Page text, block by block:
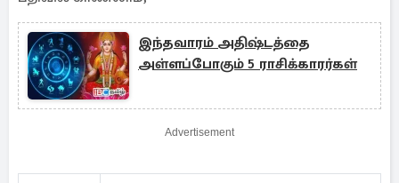
இந்தவாரம் அதிஷ்டத்தை
அள்ளப்போகும் 5 ராசிக்காரர்கள்
Advertisement